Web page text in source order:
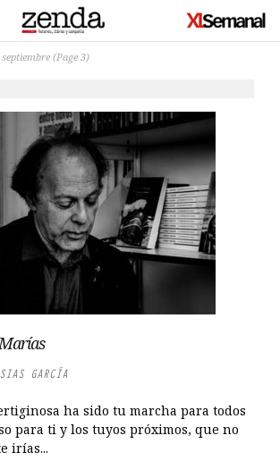
septiembre (Page 3)
GARCÍA
ha sido tu marcha para todos
para ti y los tuyos próximos, que no
irías...